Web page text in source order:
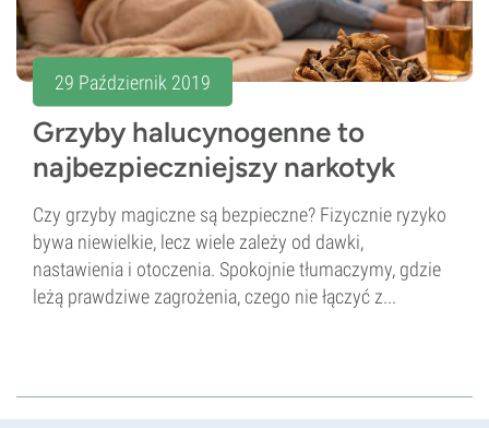
29 Październik 2019
Grzyby halucynogenne to
najbezpieczniejszy narkotyk
Czy grzyby magiczne są bezpieczne? Fizycznie ryzyko
bywa niewielkie, lecz wiele zależy od dawki,
nastawienia i otoczenia. Spokojnie tłumaczymy, gdzie
leżą prawdziwe zagrożenia, czego nie łączyć z...